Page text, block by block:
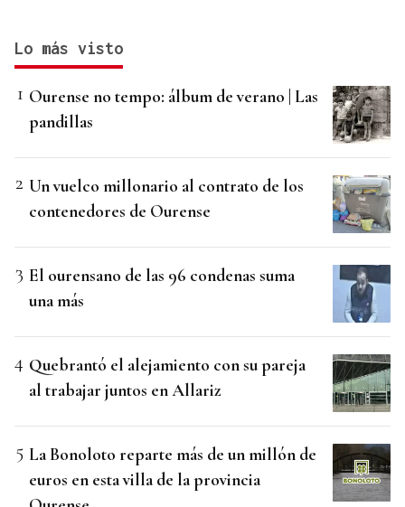
Lo más visto
Ourense no tempo: álbum de verano | Las
pandillas
Un vuelco millonario al contrato de los
contenedores de Ourense
El ourensano de las 96 condenas suma
una más
Quebrantó el alejamiento con su pareja
al trabajar juntos en Allariz
La Bonoloto reparte más de un millón de
euros en esta villa de la provincia